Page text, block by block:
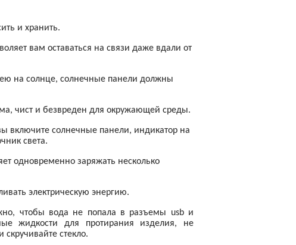
и хранить.
вам оставаться на связи даже вдали от
на солнце, солнечные панели должны
чист и безвреден для окружающей среды.
включите солнечные панели, индикатор на
света.
одновременно заряжать несколько
электрическую энергию.
чтобы вода не попала в разъемы usb и
жидкости для протирания изделия, не
стекло.